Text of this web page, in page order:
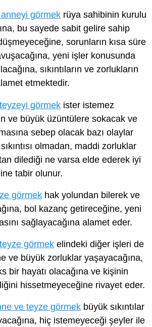
görmek rüya sahibinin kurulu
bu sayede sabit gelire sahip
sorunların kısa süre
yeni işler konusunda
sıkıntıların ve zorlukların
etmektedir.
görmek ister istemez
ve büyük üzüntülere sokacak ve
sebep olacak bazı olaylar
olmadan, maddi zorluklar
dilediği ne varsa elde ederek iyi
tabir olunur.
görmek hak yolundan bilerek ve
bol kazanç getireceğine, yeni
sağlayacağına alamet eder.
görmek elindeki diğer işleri de
ve büyük zorluklar yaşayacağına,
bir hayatı olacağına ve kişinin
hissetmeyeceğine rivayet eder.
ve teyze görmek büyük sıkıntılar
hiç istemeyeceği şeyler ile